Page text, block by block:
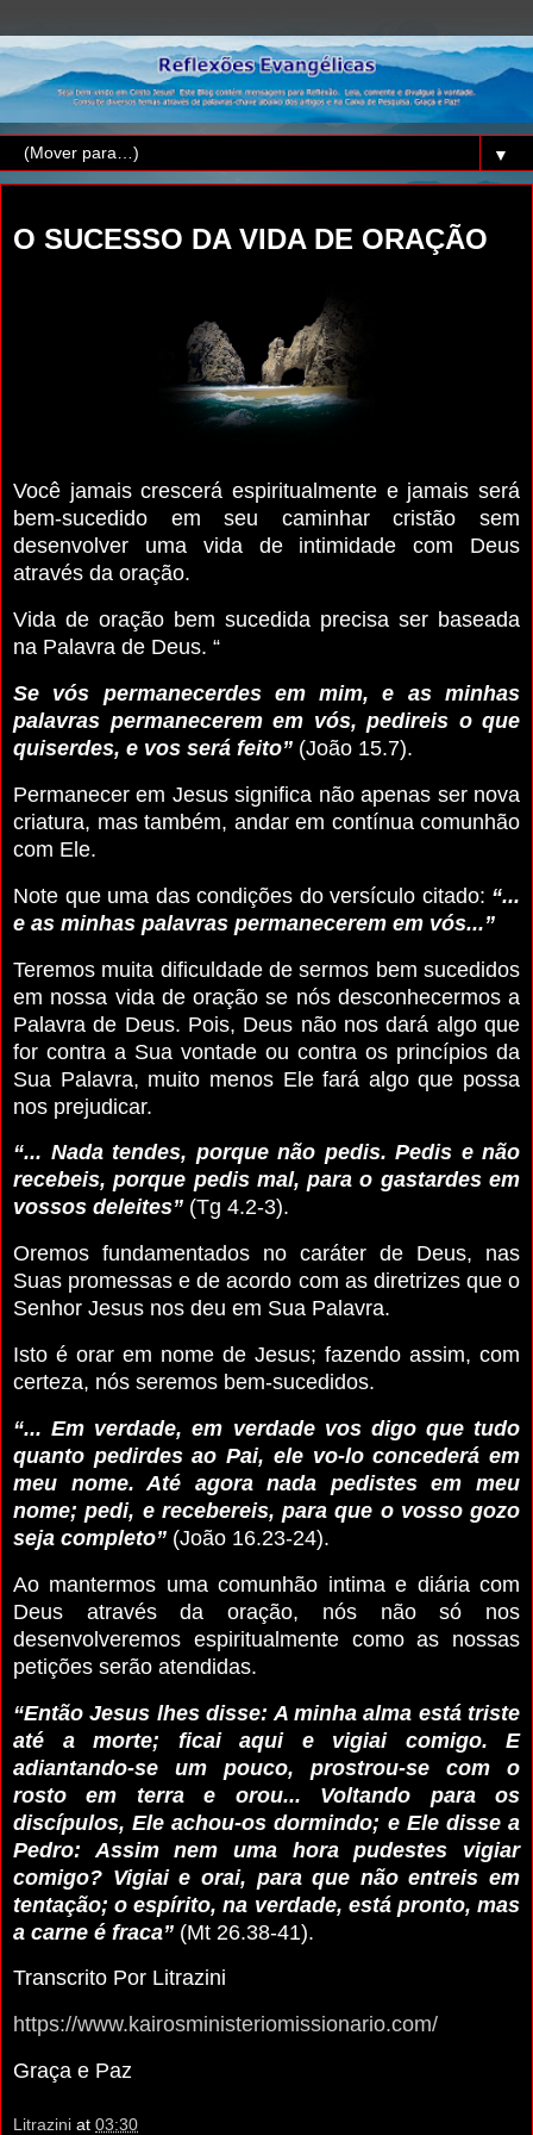
▼
O SUCESSO DA VIDA DE ORAÇÃO
Você jamais crescerá espiritualmente e jamais será
bem-sucedido em seu caminhar cristão sem
desenvolver uma vida de intimidade com Deus
através da oração.
Vida de oração bem sucedida precisa ser baseada
na Palavra de Deus. “
Se vós permanecerdes em mim, e as minhas
palavras permanecerem em vós, pedireis o que
quiserdes, e vos será feito” (João 15.7).
Permanecer em Jesus significa não apenas ser nova
criatura, mas também, andar em contínua comunhão
com Ele.
Note que uma das condições do versículo citado: “...
e as minhas palavras permanecerem em vós...”
Teremos muita dificuldade de sermos bem sucedidos
em nossa vida de oração se nós desconhecermos a
Palavra de Deus. Pois, Deus não nos dará algo que
for contra a Sua vontade ou contra os princípios da
Sua Palavra, muito menos Ele fará algo que possa
nos prejudicar.
“... Nada tendes, porque não pedis. Pedis e não
recebeis, porque pedis mal, para o gastardes em
vossos deleites” (Tg 4.2-3).
Oremos fundamentados no caráter de Deus, nas
Suas promessas e de acordo com as diretrizes que o
Senhor Jesus nos deu em Sua Palavra.
Isto é orar em nome de Jesus; fazendo assim, com
certeza, nós seremos bem-sucedidos.
“... Em verdade, em verdade vos digo que tudo
quanto pedirdes ao Pai, ele vo-lo concederá em
meu nome. Até agora nada pedistes em meu
nome; pedi, e recebereis, para que o vosso gozo
seja completo” (João 16.23-24).
Ao mantermos uma comunhão intima e diária com
Deus através da oração, nós não só nos
desenvolveremos espiritualmente como as nossas
petições serão atendidas.
“Então Jesus lhes disse: A minha alma está triste
até a morte; ficai aqui e vigiai comigo. E
adiantando-se um pouco, prostrou-se com o
rosto em terra e orou... Voltando para os
discípulos, Ele achou-os dormindo; e Ele disse a
Pedro: Assim nem uma hora pudestes vigiar
comigo? Vigiai e orai, para que não entreis em
tentação; o espírito, na verdade, está pronto, mas
a carne é fraca” (Mt 26.38-41).
Transcrito Por Litrazini
https://www.kairosministeriomissionario.com/
Graça e Paz
Litrazini at 03:30